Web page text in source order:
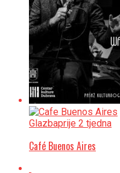
Glazbaprije 2 tjedna
Café Buenos Aires